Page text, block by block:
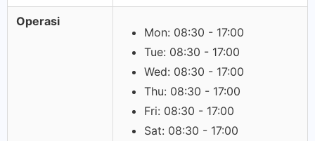
Operasi
Mon: 08:30 - 17:00
Tue: 08:30 - 17:00
Wed: 08:30 - 17:00
Thu: 08:30 - 17:00
Fri: 08:30 - 17:00
Sat: 08:30 - 17:00